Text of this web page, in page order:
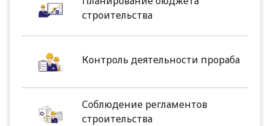
строительства
Контроль деятельности прораба
Соблюдение регламентов
строительства